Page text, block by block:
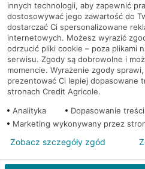
RODO
Regulamin serwisu
Mapa serwisu
PolitykaCookies
© 2026 Credit Agricole Bank Polska
innych technologii, aby zapewnić
dostosowywać jego zawartość do
dostarczać Ci spersonalizowane
internetowych. Możesz wyrazić
odrzucić pliki cookie – poza plikami
serwisu. Zgody są dobrowolne i
momencie. Wyrażenie zgody
prezentować Ci lepiej dopasowane
stronach Credit Agricole.
Analityka
Dopasowanie
Marketing wykonywany przez
Zobacz szczegóły zgód